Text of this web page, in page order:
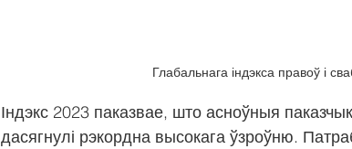
Глабальнага індэкса правоў і
Індэкс 2023 паказвае, што асноўныя
дасягнулі рэкордна высокага ўзроўню.